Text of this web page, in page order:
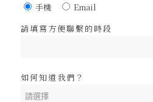
手機
Email
請填寫方便聯繫的時段
如何知道我們？